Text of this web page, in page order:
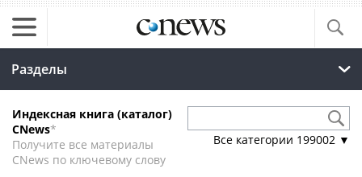
Разделы
Индексная книга (каталог)
CNews*
Получите все материалы
CNews по ключевому слову
Все категории 199002 ▼